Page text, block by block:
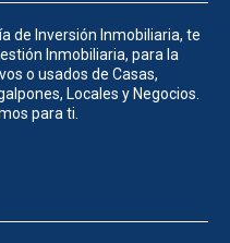
de Inversión Inmobiliaria, te
Inmobiliaria, para la
o usados de Casas,
Locales y Negocios.
para ti.